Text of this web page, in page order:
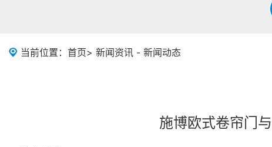
当前位置： 首页> 新闻资讯 - 新闻动态
施博欧式卷帘门